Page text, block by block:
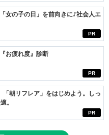
PR
女の子の日」を前向きに♪社会人エ
PR
お疲れ度』診断
PR
朝リフレア」をはじめよう。しっ
。